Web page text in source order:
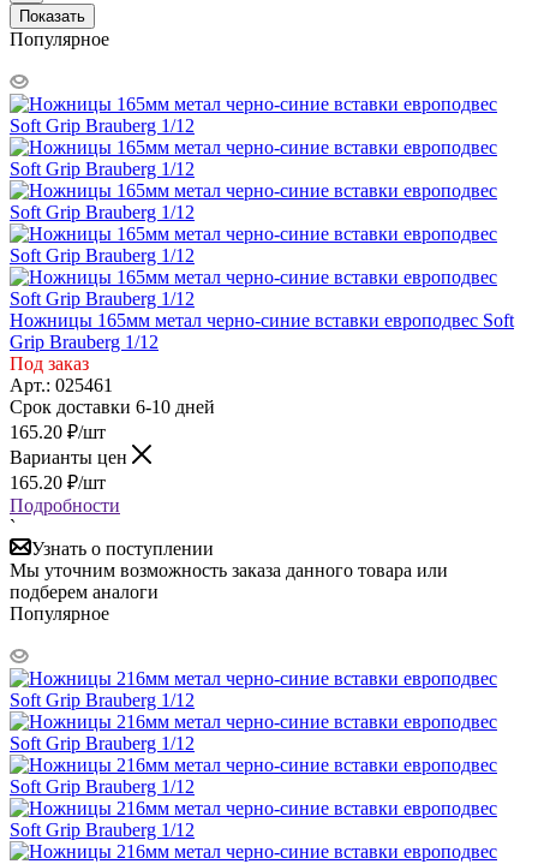
Показать
Популярное
Ножницы 165мм метал черно-синие вставки европодвес Soft
Grip Brauberg 1/12
Под заказ
Арт.: 025461
Срок доставки 6-10 дней
165.20 ₽/шт
Варианты цен
165.20 ₽/шт
Подробности
`
Узнать о поступлении
Мы уточним возможность заказа данного товара или
подберем аналоги
Популярное